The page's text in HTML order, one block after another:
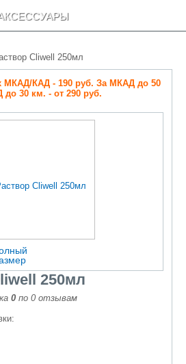
Cliwell 250мл
МКАД/КАД - 190 руб. За МКАД до 50
до 30 км. - от 290 руб.
250мл
0 по 0 отзывам